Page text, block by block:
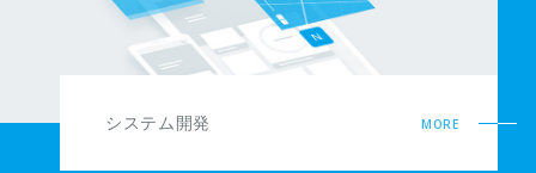
システム開発 MORE